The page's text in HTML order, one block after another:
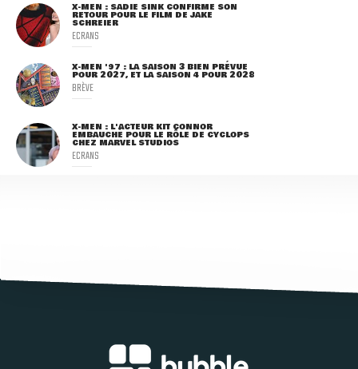
X-MEN : SADIE SINK CONFIRME SON
RETOUR POUR LE FILM DE JAKE
SCHREIER
ECRANS
X-MEN '97 : LA SAISON 3 BIEN PRÉVUE
POUR 2027, ET LA SAISON 4 POUR 2028
BRÈVE
X-MEN : L'ACTEUR KIT CONNOR
EMBAUCHÉ POUR LE RÔLE DE CYCLOPS
CHEZ MARVEL STUDIOS
ECRANS